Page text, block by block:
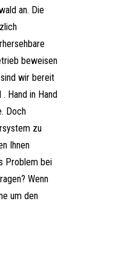
an. Die
beweisen
wir bereit
Hand in Hand
Doch
zu
Ihnen
Problem bei
Wenn
um den